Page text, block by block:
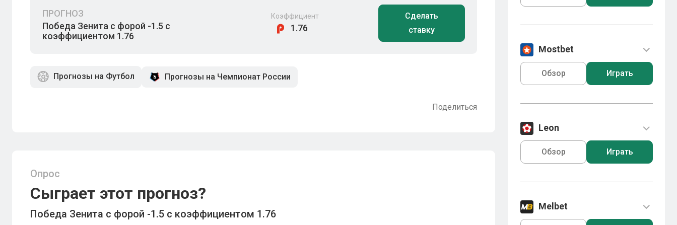
ПРОГНОЗ
Победа Зенита с форой -1.5 с
коэффициентом 1.76
Коэффициент
1.76
Сделать
ставку
Прогнозы на Футбол Прогнозы на Чемпионат России
Поделиться
Опрос
Сыграет этот прогноз?
Победа Зенита с форой -1.5 с коэффициентом 1.76
Mostbet
Обзор Играть
Leon
Обзор Играть
Melbet